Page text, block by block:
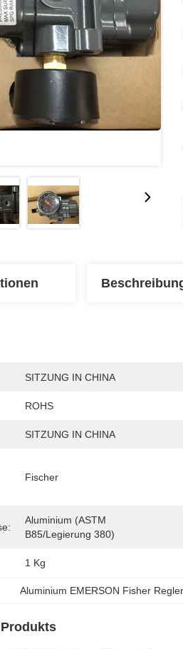
SITZUNG IN CHINA
ROHS
SITZUNG IN CHINA
Fischer
Aluminium (ASTM
B85/Legierung 380)
1 Kg
Aluminium EMERSON Fisher Regler